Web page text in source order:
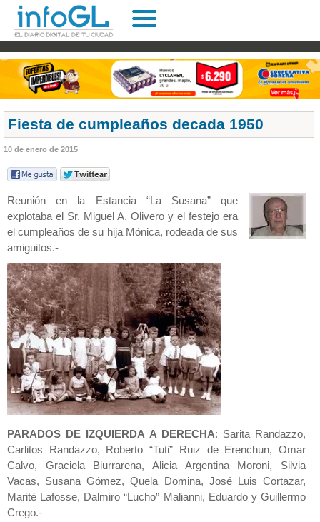
Fiesta de cumpleaños decada 1950
10 de enero de 2015
Reunión en la Estancia “La Susana” que
explotaba el Sr. Miguel A. Olivero y el festejo era
el cumpleaños de su hija Mónica, rodeada de sus
amiguitos.-
PARADOS DE IZQUIERDA A DERECHA: Sarita Randazzo,
Carlitos Randazzo, Roberto “Tuti” Ruiz de Erenchun, Omar
Calvo, Graciela Biurrarena, Alicia Argentina Moroni, Silvia
Vacas, Susana Gómez, Quela Domina, José Luis Cortazar,
Maritè Lafosse, Dalmiro “Lucho” Malianni, Eduardo y Guillermo
Crego.-